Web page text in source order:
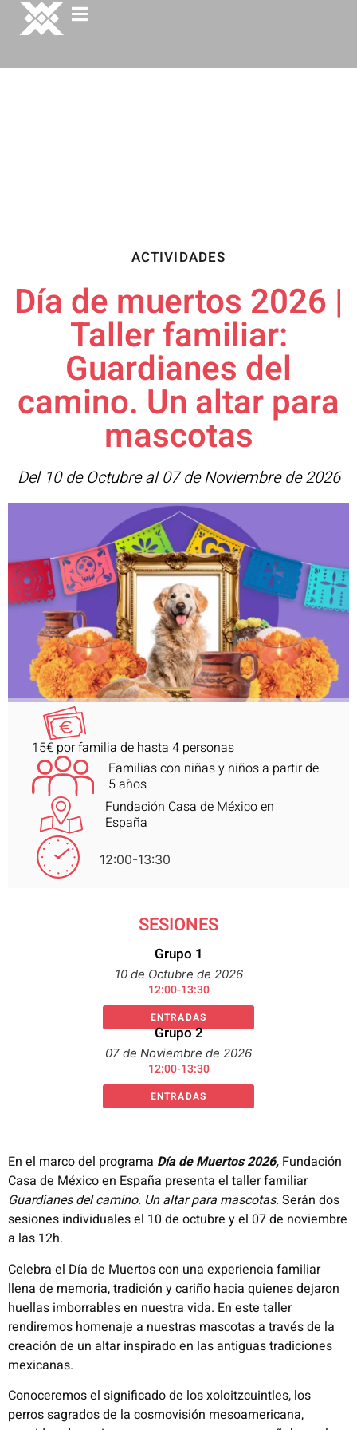
ACTIVIDADES
Día de muertos 2026 |
Taller familiar:
Guardianes del
camino. Un altar para
mascotas
Del 10 de Octubre al 07 de Noviembre de 2026
15€ por familia de hasta 4 personas
Familias con niñas y niños a partir de
5 años
Fundación Casa de México en
España
12:00-13:30
SESIONES
Grupo 1
10 de Octubre de 2026
12:00-13:30
ENTRADAS
Grupo 2
07 de Noviembre de 2026
12:00-13:30
ENTRADAS
En el marco del programa Día de Muertos 2026, Fundación
Casa de México en España presenta el taller familiar
Guardianesdel camino. Un altar para mascotas. Serán dos
sesiones individuales el 10 de octubre y el 07 de noviembre
a las 12h.
Celebra el Día de Muertos con una experiencia familiar
llena de memoria, tradición y cariño hacia quienes dejaron
huellas imborrables en nuestra vida. En este taller
rendiremos homenaje a nuestras mascotas a través de la
creación de un altar inspirado en las antiguas tradiciones
mexicanas.
Conoceremos el significado de los xoloitzcuintles, los
perros sagrados de la cosmovisión mesoamericana,